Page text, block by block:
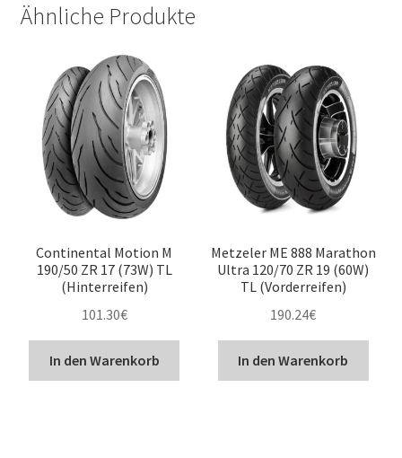
Ähnliche Produkte
Continental Motion M
190/50 ZR 17 (73W) TL
(Hinterreifen)
101.30€
In den Warenkorb
Metzeler ME 888 Marathon
Ultra 120/70 ZR 19 (60W)
TL (Vorderreifen)
190.24€
In den Warenkorb